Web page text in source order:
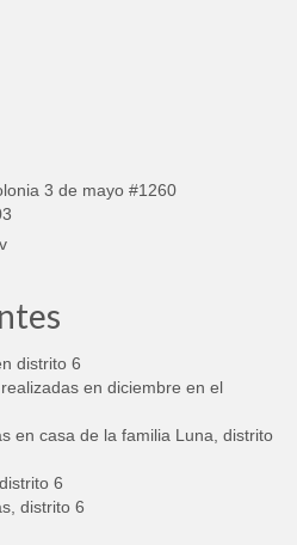
3 de mayo #1260
distrito 6
en diciembre en el
en casa de la familia Luna, distrito
6
distrito 6